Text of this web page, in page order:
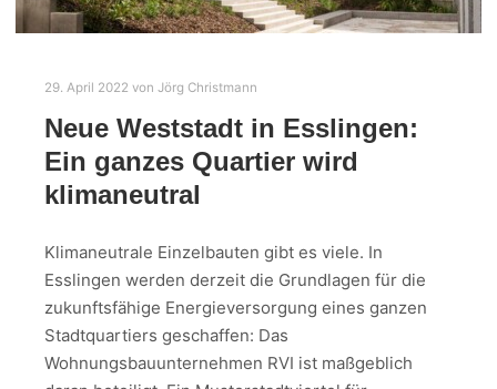
29. April 2022 von Jörg Christmann
Neue Weststadt in Esslingen:
Ein ganzes Quartier wird
klimaneutral
Klimaneutrale Einzelbauten gibt es viele. In
Esslingen werden derzeit die Grundlagen für die
zukunftsfähige Energieversorgung eines ganzen
Stadtquartiers geschaffen: Das
Wohnungsbauunternehmen RVI ist maßgeblich